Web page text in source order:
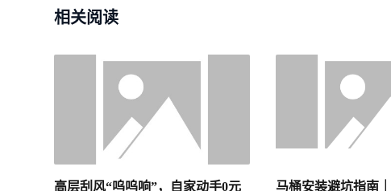
相关阅读
高层刮风“呜呜响”，自家动手0元 马桶安装避坑指南